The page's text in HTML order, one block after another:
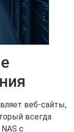
веб-сайты,
всегда
с